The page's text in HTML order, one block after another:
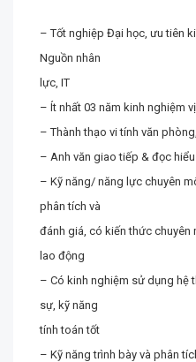
– Tốt nghiệp Đại học, ưu tiên
Nguồn nhân
lực, IT
– Ít nhất 03 năm kinh nghiệm
– Thành thạo vi tính văn
– Anh văn giao tiếp & đọc hiểu
– Kỹ năng/ năng lực chuyên
phân tích và
đánh giá, có kiến thức chuyên
lao động
– Có kinh nghiệm sử dụng hệ
sự, kỹ năng
tính toán tốt
– Kỹ năng trình bày và phân